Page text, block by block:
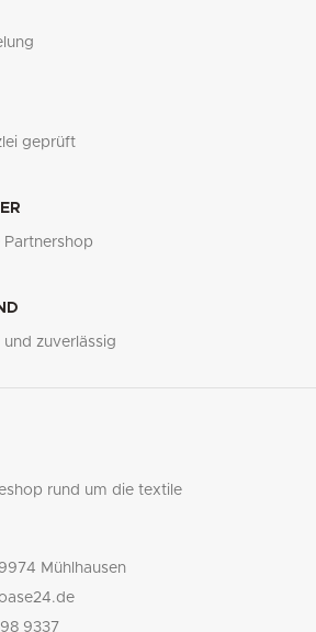
geprüft
zuverlässig
rund um die textile
Mühlhausen
9337